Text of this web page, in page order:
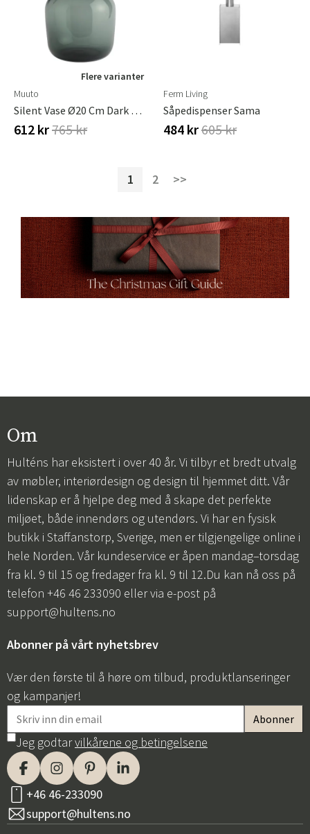
Flere varianter
Muuto
Silent Vase Ø20 Cm Dark Green
612 kr765 kr
Ferm Living
Såpedispenser Sama
484 kr605 kr
1 2 >>
Om
Hulténs har eksistert i over 40 år. Vi tilbyr et bredt utvalg
av møbler, interiørdesign og design til hjemmet ditt. Vår
lidenskap er å hjelpe deg med å skape det perfekte
miljøet, både innendørs og utendørs. Vi har en fysisk
butikk i Staffanstorp, Sverige, men er tilgjengelige online i
hele Norden. Vår kundeservice er åpen mandag–torsdag
fra kl. 9 til 15 og fredager fra kl. 9 til 12.Du kan nå oss på
telefon +46 46 233090 eller via e-post på
support@hultens.no
Abonner på vårt nyhetsbrev
Vær den første til å høre om tilbud, produktlanseringer
og kampanjer!
Jeg godtarvilkårene og betingelsene
+46 46-233090
support@hultens.no